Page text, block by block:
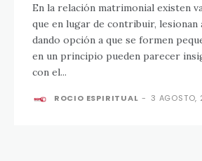
En la relación matrimonial existen
que en lugar de contribuir, lesionan
dando opción a que se formen
en un principio pueden parecer
con el...
ROCIO ESPIRITUAL - 3 AGOSTO,